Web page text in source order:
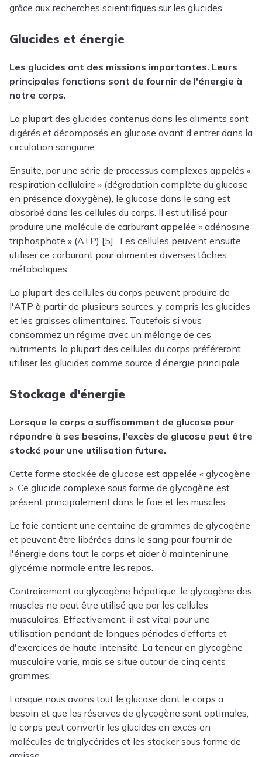
grâce aux recherches scientifiques sur les glucides.
Glucides et énergie
Les glucides ont des missions importantes. Leurs
principales fonctions sont de fournir de l'énergie à
notre corps.
La plupart des glucides contenus dans les aliments sont
digérés et décomposés en glucose avant d'entrer dans la
circulation sanguine.
Ensuite, par une série de processus complexes appelés «
respiration cellulaire » (dégradation complète du glucose
en présence d’oxygène), le glucose dans le sang est
absorbé dans les cellules du corps. Il est utilisé pour
produire une molécule de carburant appelée « adénosine
triphosphate » (ATP) [5] . Les cellules peuvent ensuite
utiliser ce carburant pour alimenter diverses tâches
métaboliques.
La plupart des cellules du corps peuvent produire de
l'ATP à partir de plusieurs sources, y compris les glucides
et les graisses alimentaires. Toutefois si vous
consommez un régime avec un mélange de ces
nutriments, la plupart des cellules du corps préféreront
utiliser les glucides comme source d'énergie principale.
Stockage d'énergie
Lorsque le corps a suffisamment de glucose pour
répondre à ses besoins, l'excès de glucose peut être
stocké pour une utilisation future.
Cette forme stockée de glucose est appelée « glycogène
». Ce glucide complexe sous forme de glycogène est
présent principalement dans le foie et les muscles
Le foie contient une centaine de grammes de glycogène
et peuvent être libérées dans le sang pour fournir de
l'énergie dans tout le corps et aider à maintenir une
glycémie normale entre les repas.
Contrairement au glycogène hépatique, le glycogène des
muscles ne peut être utilisé que par les cellules
musculaires. Effectivement, il est vital pour une
utilisation pendant de longues périodes d’efforts et
d'exercices de haute intensité. La teneur en glycogène
musculaire varie, mais se situe autour de cinq cents
grammes.
Lorsque nous avons tout le glucose dont le corps a
besoin et que les réserves de glycogène sont optimales,
le corps peut convertir les glucides en excès en
molécules de triglycérides et les stocker sous forme de